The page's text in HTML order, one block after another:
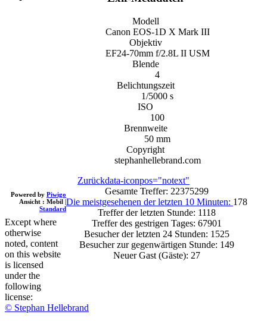
Modell
Canon EOS-1D X Mark III
Objektiv
EF24-70mm f/2.8L II USM
Blende
4
Belichtungszeit
1/5000 s
ISO
100
Brennweite
50 mm
Copyright
stephanhellebrand.com
Zurückdata-iconpos="notext"
Gesamte Treffer: 22375299
Die meistgesehenen der letzten 10 Minuten: 178
Treffer der letzten Stunde: 1118
Treffer des gestrigen Tages: 67901
Besucher der letzten 24 Stunden: 1525
Besucher zur gegenwärtigen Stunde: 149
Neuer Gast (Gäste): 27
Powered by Piwigo
Ansicht : Mobil |
Standard
Except where
otherwise
noted, content
on this website
is licensed
under the
following
license:
© Stephan Hellebrand